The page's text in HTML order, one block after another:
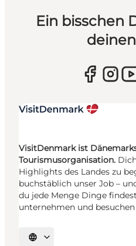
Ein bisschen
VisitDenmark ist
Tourismusorganisation.
Highlights des Landes zu
buchstäblich unser Job –
du jede Menge Dinge
unternehmen und
Sprache auswählen